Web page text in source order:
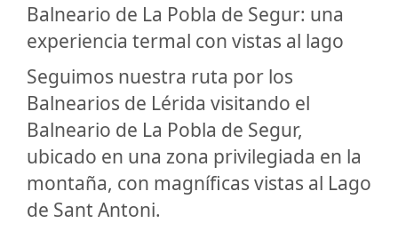
Balneario de La Pobla de Segur: una
experiencia termal con vistas al lago
Seguimos nuestra ruta por los
Balnearios de Lérida visitando el
Balneario de La Pobla de Segur,
ubicado en una zona privilegiada en la
montaña, con magníficas vistas al Lago
de Sant Antoni.